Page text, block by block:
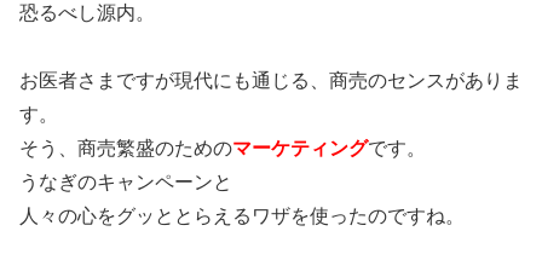
恐るべし源内。
お医者さまですが現代にも通じる、商売のセンスがありま
す。
そう、商売繁盛のためのマーケティングです。
うなぎのキャンペーンと
人々の心をグッととらえるワザを使ったのですね。